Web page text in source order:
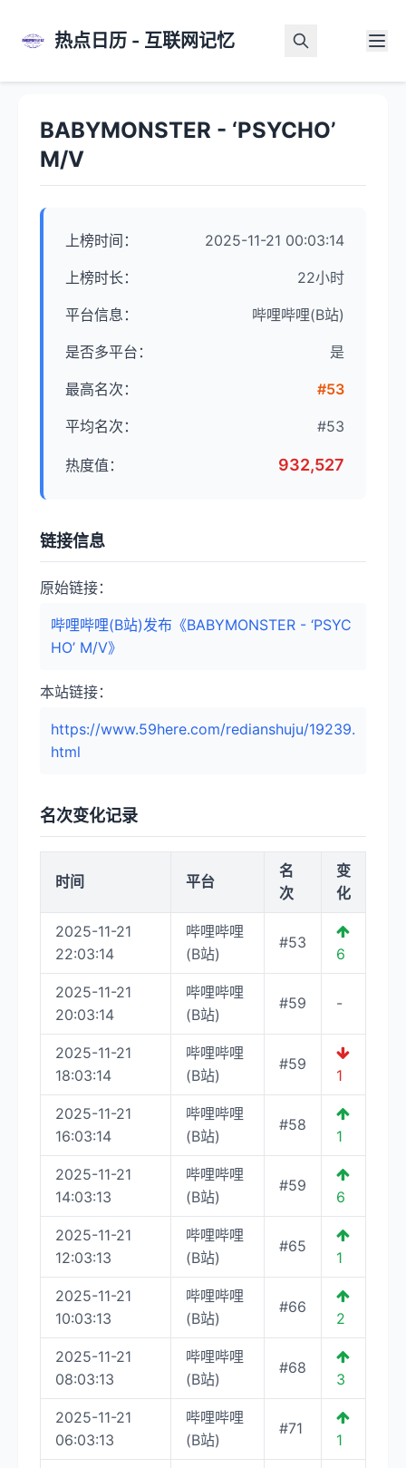
热点日历 - 互联网记忆
BABYMONSTER - ‘PSYCHO’
M/V
上榜时间： 2025-11-21 00:03:14
上榜时长： 22小时
平台信息： 哔哩哔哩(B站)
是否多平台： 是
最高名次： #53
平均名次： #53
热度值： 932,527
链接信息
原始链接：
哔哩哔哩(B站)发布《BABYMONSTER - ‘PSYC
HO’ M/V》
本站链接：
https://www.59here.com/redianshuju/19239.
html
名次变化记录
时间 平台
名
次
变
化
2025-11-21
22:03:14
哔哩哔哩
(B站)
#53
6
2025-11-21
20:03:14
哔哩哔哩
(B站)
#59 -
2025-11-21
18:03:14
哔哩哔哩
(B站)
#59
1
2025-11-21
16:03:14
哔哩哔哩
(B站)
#58
1
2025-11-21
14:03:13
哔哩哔哩
(B站)
#59
6
2025-11-21
12:03:13
哔哩哔哩
(B站)
#65
1
2025-11-21
10:03:13
哔哩哔哩
(B站)
#66
2
2025-11-21
08:03:13
哔哩哔哩
(B站)
#68
3
2025-11-21
06:03:13
哔哩哔哩
(B站)
#71
1